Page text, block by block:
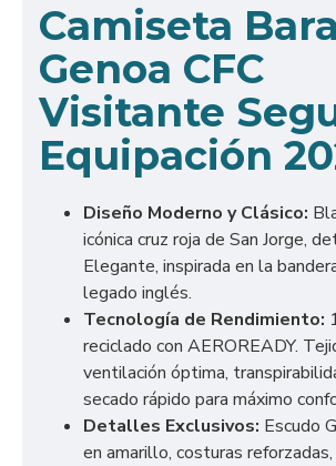
Camiseta
Genoa CFC
Visitante
Equipación
Diseño Moderno y Clásico:
icónica cruz roja de San Jorge,
Elegante, inspirada en la
legado inglés.
Tecnología de Rendimiento:
reciclado con AEROREADY.
ventilación óptima,
secado rápido para máximo
Detalles Exclusivos: Escudo
en amarillo, costuras